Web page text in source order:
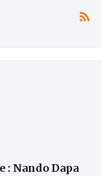
: Nando Dapa